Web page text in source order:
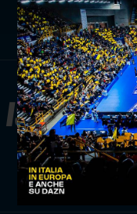
ISCRIVITI